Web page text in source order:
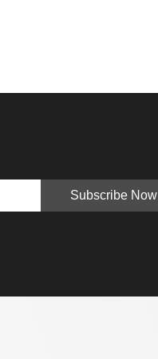
Subscribe Now